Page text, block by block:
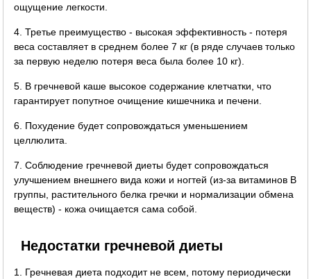
ощущение легкости.
4. Третье преимущество - высокая эффективность - потеря
веса составляет в среднем более 7 кг (в ряде случаев только
за первую неделю потеря веса была более 10 кг).
5. В гречневой каше высокое содержание клетчатки, что
гарантирует попутное очищение кишечника и печени.
6. Похудение будет сопровождаться уменьшением
целлюлита.
7. Соблюдение гречневой диеты будет сопровождаться
улучшением внешнего вида кожи и ногтей (из-за витаминов B
группы, растительного белка гречки и нормализации обмена
веществ) - кожа очищается сама собой.
Недостатки гречневой диеты
1. Гречневая диета подходит не всем, потому периодически